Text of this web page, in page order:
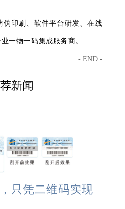
伪印刷、软件平台研发、在线
一物一码集成服务商。
- END -
新闻
只凭二维码实现